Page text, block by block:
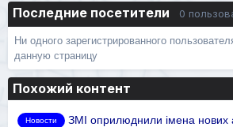
Последние посетители 0
Ни одного зарегистрированного
данную страницу
Похожий контент
Новости
ЗМІ оприлюднили імена нових